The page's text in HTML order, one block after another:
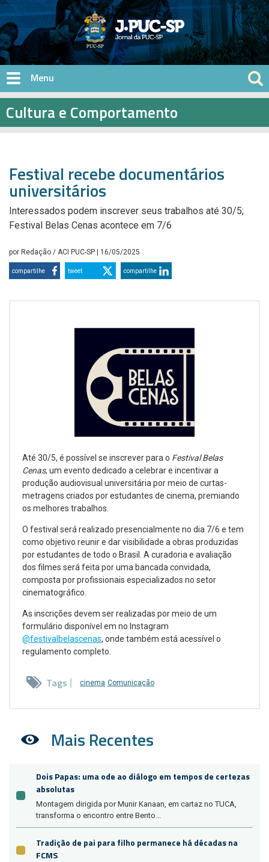
Pular para o conteúdo principal
Cultura e Comportamento
Festival recebe documentários
universitários
Interessados podem inscrever seus trabalhos até 30/5;
Festival Belas Cenas acontece em 7/6
por Redação / ACI PUC-SP | 16/05/2025
compartilhe tweet compartilhe
Até 30/5, é possível se inscrever para o Festival Belas
Cenas, um evento dedicado a celebrar e incentivar a
produção audiovisual universitária por meio de curtas-
metragens criados por estudantes de cinema, premiando
os melhores trabalhos.
O festival será realizado presencialmente no dia 7/6 e tem
como objetivo reunir e dar visibilidade a obras produzidas
por estudantes de todo o Brasil. A curadoria e avaliação
dos filmes será feita por uma bancada convidada,
composta por profissionais especializados no setor
cinematográfico.
As inscrições devem ser realizadas por meio de um
formulário disponível em no Instagram
@festivalbelascenas, onde também está acessível o
regulamento completo.
Tags cinema Comunicação
Mais Recentes
Dois Papas: uma ode ao diálogo em tempos de certezas
absolutas
Montagem dirigida por Munir Kanaan, em cartaz no TUCA,
transforma o encontro entre Bento...
Tradição de pai para filho permanece há décadas na
FCMS